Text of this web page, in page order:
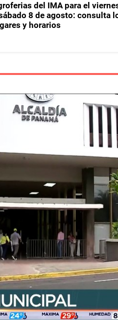
del IMA para el
8 de agosto: consulta
y horarios